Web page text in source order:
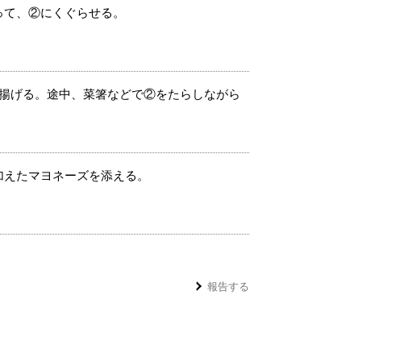
、②にくぐらせる。
る。途中、菜箸などで②をたらしながら
たマヨネーズを添える。
報告する